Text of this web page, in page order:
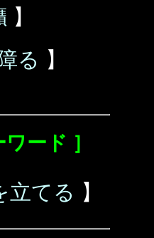
】
る 】
ード ］
立てる 】